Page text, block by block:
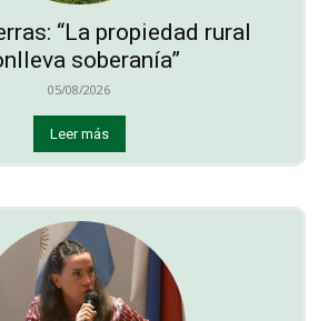
“La propiedad rural
soberanía”
05/08/2026
Leer más